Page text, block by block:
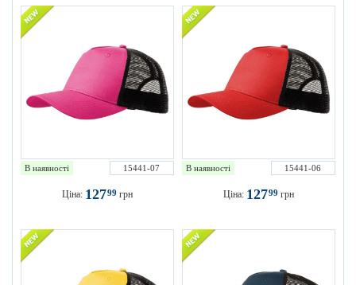
В наявності 15441-07
Ціна: 12799 грн
В наявності 15441-06
Ціна: 12799 грн